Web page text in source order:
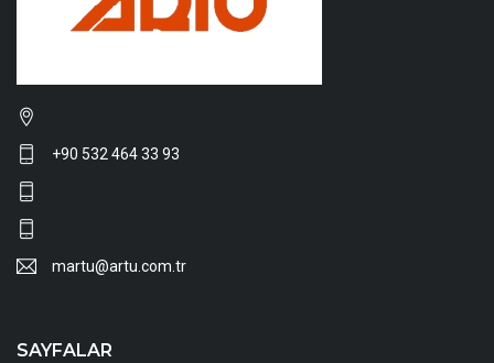
+90 532 464 33 93
martu@artu.com.tr
SAYFALAR